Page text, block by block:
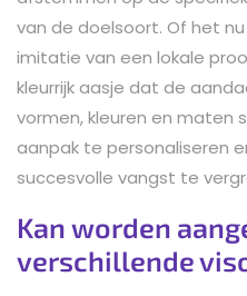
van de doelsoort. Of het
imitatie van een lokale
kleurrijk aasje dat de
vormen, kleuren en maten
aanpak te personaliseren
succesvolle vangst te
Kan worden
verschillende